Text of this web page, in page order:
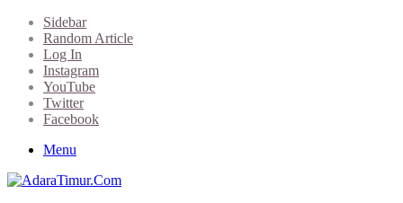
Sidebar
Random Article
Log In
Instagram
YouTube
Twitter
Facebook
Menu